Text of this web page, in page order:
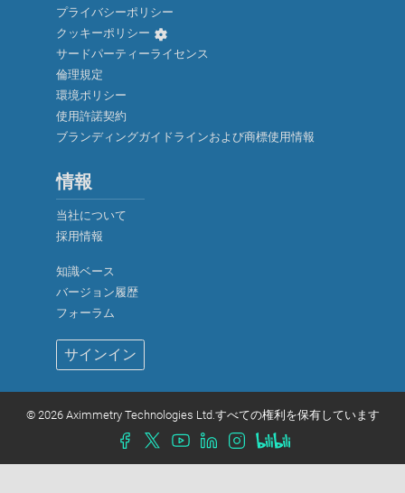
プライバシーポリシー
クッキーポリシー
サードパーティーライセンス
倫理規定
環境ポリシー
使用許諾契約
ブランディングガイドラインおよび商標使用情報
情報
当社について
採用情報
知識ベース
バージョン履歴
フォーラム
サインイン
© 2026 Aximmetry Technologies Ltd.すべての権利を保有しています
厳密に必要なクッキー
機能性クッキー（推奨）
分析およびマーケティング用クッキー（推奨）
クッキーポリシー
すべて承諾 選択を確定